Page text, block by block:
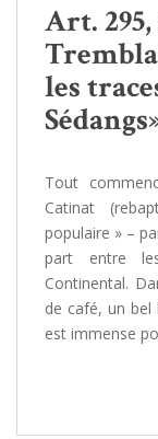
Art. 295,
les
Tout
Catinat
populaire » –
part entre
Continental.
de café, un
est immense